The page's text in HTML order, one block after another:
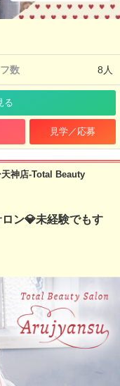
数 8人
る
見学／応募
神店-Total Beauty
ロン💎未経験でもす